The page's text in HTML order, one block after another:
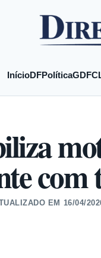
InícioDFPolíticaGDF
EM 16/04/